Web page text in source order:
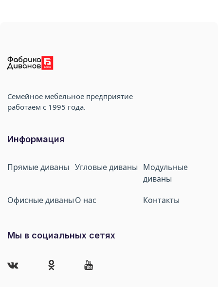
Cемейное мебельное предприятие
работаем с 1995 года.
Информация
Прямые диваны Угловые диваны Модульные
диваны
Офисные диваныО нас Контакты
Мы в социальных сетях